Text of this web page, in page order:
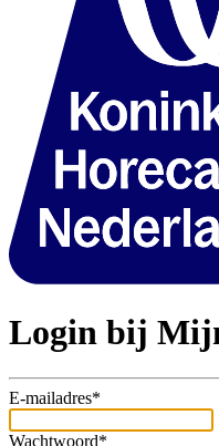
Login bij
E-mailadres*
Wachtwoord*